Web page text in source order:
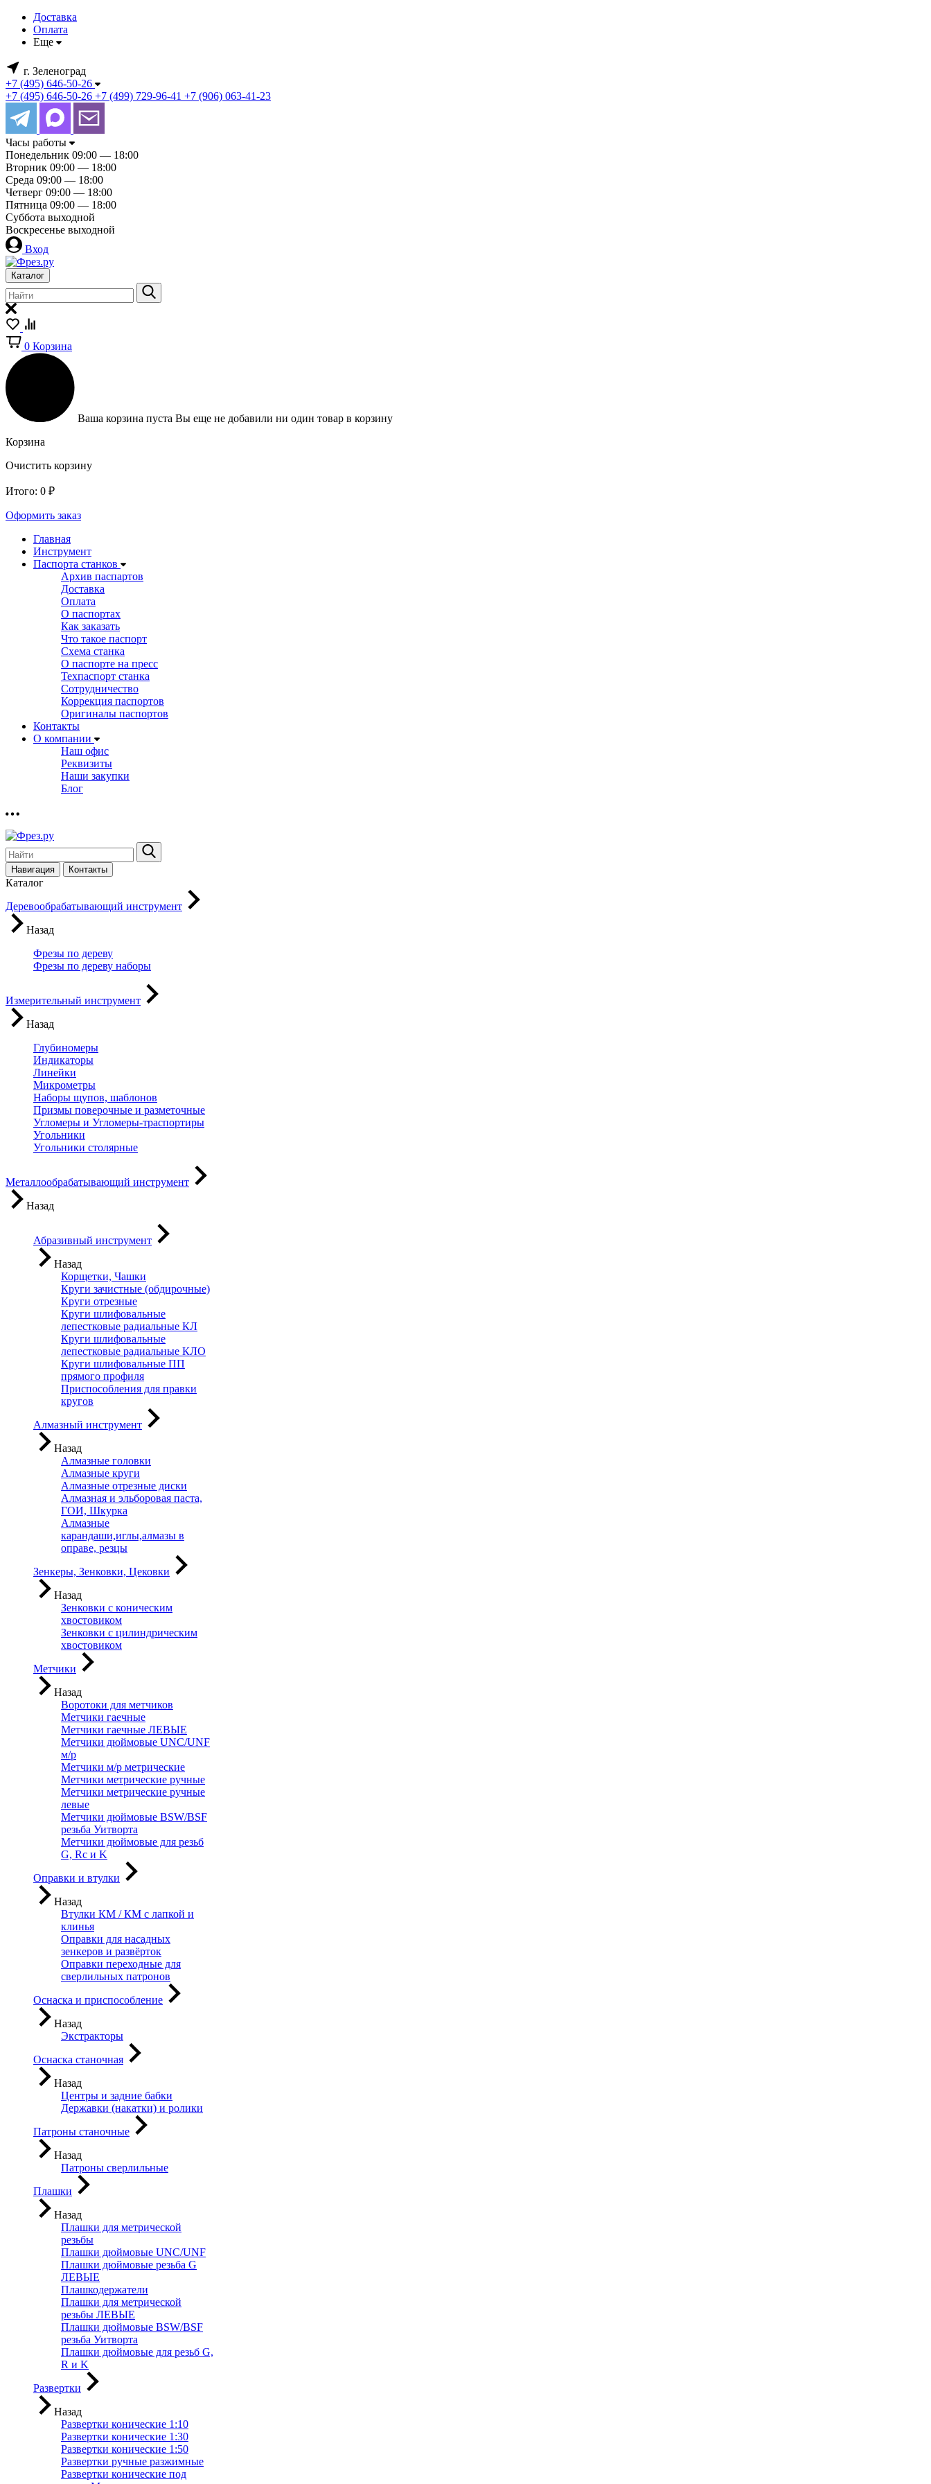
Доставка
Оплата
Еще
г. Зеленоград
+7 (495) 646-50-26
+7 (495) 646-50-26 +7 (499) 729-96-41 +7 (906) 063-41-23
Часы работы
Понедельник 09:00 — 18:00
Вторник 09:00 — 18:00
Среда 09:00 — 18:00
Четверг 09:00 — 18:00
Пятница 09:00 — 18:00
Суббота выходной
Воскресенье выходной
Вход
Каталог
0 Корзина
Ваша корзина пуста Вы еще не добавили ни один товар в корзину
Корзина
Очистить корзину
Итого: 0 ₽
Оформить заказ
Главная
Инструмент
Паспорта станков
Архив паспартов
Доставка
Оплата
О паспортах
Как заказать
Что такое паспорт
Схема станка
О паспорте на пресс
Техпаспорт станка
Сотрудничество
Коррекция паспортов
Оригиналы паспортов
Контакты
О компании
Наш офис
Реквизиты
Наши закупки
Блог
Навигация Контакты
Каталог
Деревообрабатывающий инструмент
Назад
Фрезы по дереву
Фрезы по дереву наборы
Измерительный инструмент
Назад
Глубиномеры
Индикаторы
Линейки
Микрометры
Наборы щупов, шаблонов
Призмы поверочные и разметочные
Угломеры и Угломеры-траспортиры
Угольники
Угольники столярные
Металлообрабатывающий инструмент
Назад
Абразивный инструмент
Назад
Корщетки, Чашки
Круги зачистные (обдирочные)
Круги отрезные
Круги шлифовальные
лепестковые радиальные КЛ
Круги шлифовальные
лепестковые радиальные КЛО
Круги шлифовальные ПП
прямого профиля
Приспособления для правки
кругов
Алмазный инструмент
Назад
Алмазные головки
Алмазные круги
Алмазные отрезные диски
Алмазная и эльборовая паста,
ГОИ, Шкурка
Алмазные
карандаши,иглы,алмазы в
оправе, резцы
Зенкеры, Зенковки, Цековки
Назад
Зенковки с коническим
хвостовиком
Зенковки с цилиндрическим
хвостовиком
Метчики
Назад
Воротоки для метчиков
Метчики гаечные
Метчики гаечные ЛЕВЫЕ
Метчики дюймовые UNC/UNF
м/р
Метчики м/р метрические
Метчики метрические ручные
Метчики метрические ручные
левые
Метчики дюймовые BSW/BSF
резьба Уитворта
Метчики дюймовые для резьб
G, Rc и K
Оправки и втулки
Назад
Втулки КМ / КМ с лапкой и
клинья
Оправки для насадных
зенкеров и развёрток
Оправки переходные для
сверлильных патронов
Оснаска и приспособление
Назад
Экстракторы
Оснаска станочная
Назад
Центры и задние бабки
Державки (накатки) и ролики
Патроны станочные
Назад
Патроны сверлильные
Плашки
Назад
Плашки для метрической
резьбы
Плашки дюймовые UNC/UNF
Плашки дюймовые резьба G
ЛЕВЫЕ
Плашкодержатели
Плашки для метрической
резьбы ЛЕВЫЕ
Плашки дюймовые BSW/BSF
резьба Уитворта
Плашки дюймовые для резьб G,
R и K
Развертки
Назад
Развертки конические 1:10
Развертки конические 1:30
Развертки конические 1:50
Развертки ручные разжимные
Развертки конические под